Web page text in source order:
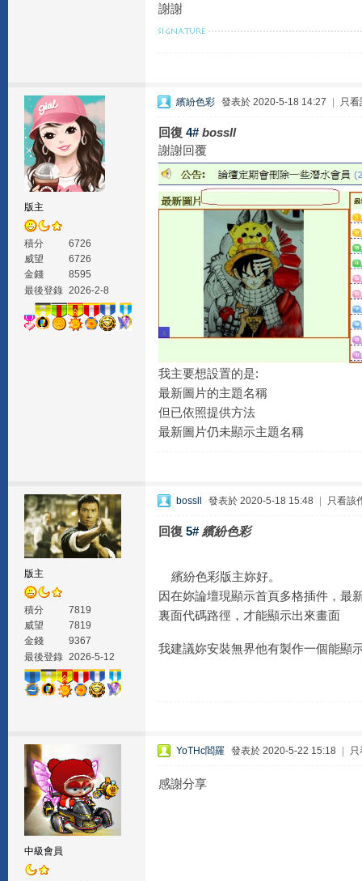
謝謝
版主
積分
6726
威望
6726
金錢
8595
最後登錄 2026-2-8
繽紛色彩 發表於 2020-5-18 14:27 只看
回復 4# bossll
謝謝回覆
我主要想設置的是:
最新圖片的主題名稱
但已依照提供方法
最新圖片仍未顯示主題名稱
版主
積分
7819
威望
7819
金錢
9367
最後登錄 2026-5-12
bossll 發表於 2020-5-18 15:48 只看該
回復 5# 繽紛色彩
繽紛色彩版主妳好。
因在妳論壇現顯示首頁多格插件，最
裏面代碼路徑，才能顯示出來畫面
我建議妳安裝無界他有製作一個能顯
中級會員
YoTHc閻羅 發表於 2020-5-22 15:18 只
感謝分享